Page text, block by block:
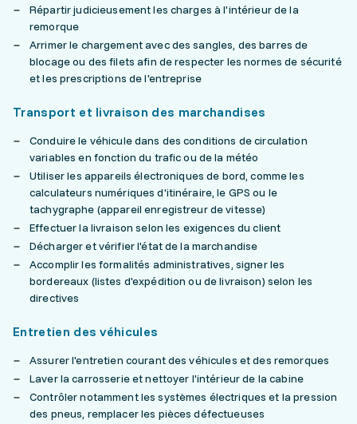
Répartir judicieusement les charges à l'intérieur de la
remorque
Arrimer le chargement avec des sangles, des barres de
blocage ou des filets afin de respecter les normes de sécurité
et les prescriptions de l'entreprise
Transport et livraison des marchandises
Conduire le véhicule dans des conditions de circulation
variables en fonction du trafic ou de la météo
Utiliser les appareils électroniques de bord, comme les
calculateurs numériques d'itinéraire, le GPS ou le
tachygraphe (appareil enregistreur de vitesse)
Effectuer la livraison selon les exigences du client
Décharger et vérifier l'état de la marchandise
Accomplir les formalités administratives, signer les
bordereaux (listes d'expédition ou de livraison) selon les
directives
Entretien des véhicules
Assurer l'entretien courant des véhicules et des remorques
Laver la carrosserie et nettoyer l'intérieur de la cabine
Contrôler notamment les systèmes électriques et la pression
des pneus, remplacer les pièces défectueuses